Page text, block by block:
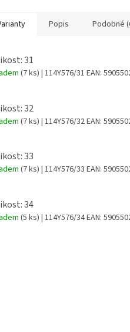
Popis Podobné
31
(7 ks) | 114Y576/31 EAN:
32
(7 ks) | 114Y576/32EAN:
33
(7 ks) | 114Y576/33 EAN:
34
(5 ks) | 114Y576/34EAN: